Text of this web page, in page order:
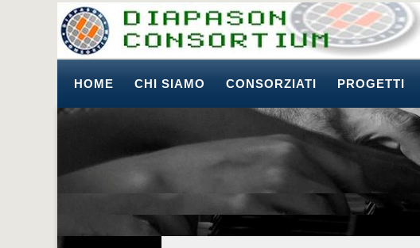
HOME CHI SIAMO CONSORZIATI PROGETTI